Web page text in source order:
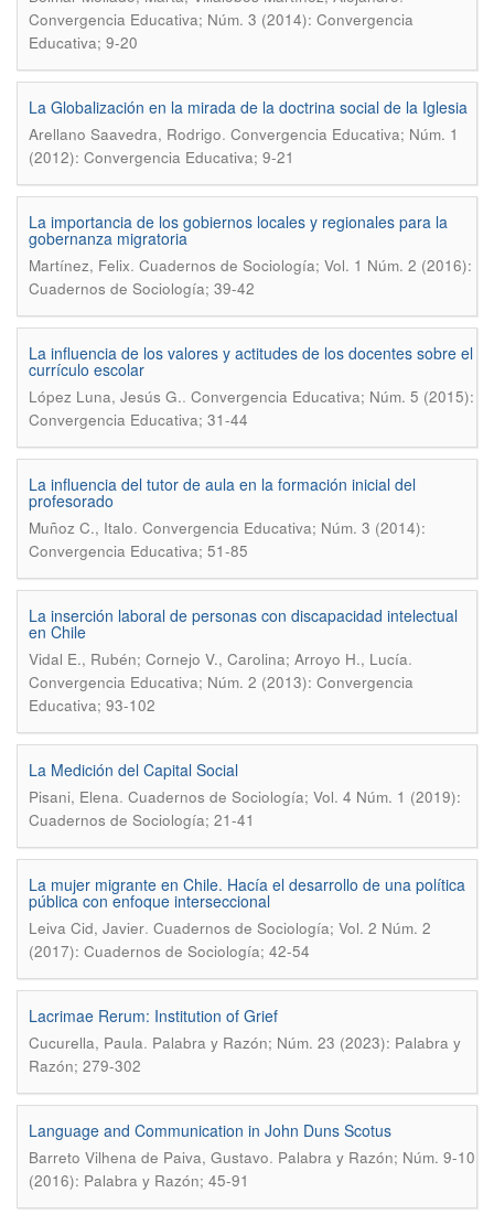
Convergencia Educativa; Núm. 3 (2014): Convergencia
Educativa; 9-20
La Globalización en la mirada de la doctrina social de la Iglesia
Arellano Saavedra, Rodrigo. Convergencia Educativa; Núm. 1
(2012): Convergencia Educativa; 9-21
La importancia de los gobiernos locales y regionales para la
gobernanza migratoria
Martínez, Felix. Cuadernos de Sociología; Vol. 1 Núm. 2 (2016):
Cuadernos de Sociología; 39-42
La influencia de los valores y actitudes de los docentes sobre el
currículo escolar
López Luna, Jesús G.. Convergencia Educativa; Núm. 5 (2015):
Convergencia Educativa; 31-44
La influencia del tutor de aula en la formación inicial del
profesorado
Muñoz C., Italo. Convergencia Educativa; Núm. 3 (2014):
Convergencia Educativa; 51-85
La inserción laboral de personas con discapacidad intelectual
en Chile
Vidal E., Rubén; Cornejo V., Carolina; Arroyo H., Lucía.
Convergencia Educativa; Núm. 2 (2013): Convergencia
Educativa; 93-102
La Medición del Capital Social
Pisani, Elena. Cuadernos de Sociología; Vol. 4 Núm. 1 (2019):
Cuadernos de Sociología; 21-41
La mujer migrante en Chile. Hacía el desarrollo de una política
pública con enfoque interseccional
Leiva Cid, Javier. Cuadernos de Sociología; Vol. 2 Núm. 2
(2017): Cuadernos de Sociología; 42-54
Lacrimae Rerum: Institution of Grief
Cucurella, Paula. Palabra y Razón; Núm. 23 (2023): Palabra y
Razón; 279-302
Language and Communication in John Duns Scotus
Barreto Vilhena de Paiva, Gustavo. Palabra y Razón; Núm. 9-10
(2016): Palabra y Razón; 45-91